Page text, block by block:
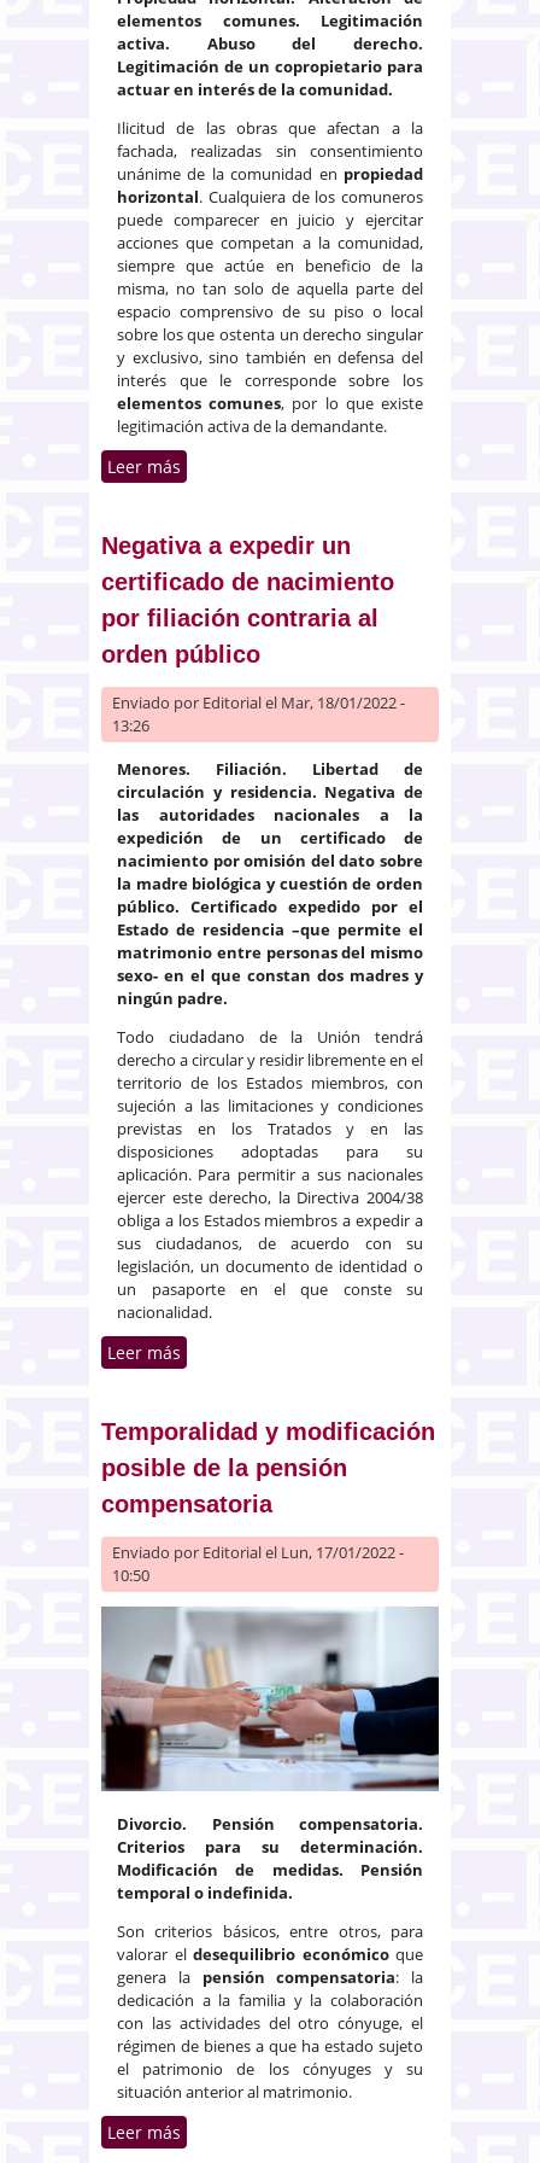
elementos comunes. Legitimación
activa. Abuso del derecho.
Legitimación de un copropietario para
actuar en interés de la comunidad.
Ilicitud de las obras que afectan a la
fachada, realizadas sin consentimiento
unánime de la comunidad en propiedad
horizontal. Cualquiera de los comuneros
puede comparecer en juicio y ejercitar
acciones que competan a la comunidad,
siempre que actúe en beneficio de la
misma, no tan solo de aquella parte del
espacio comprensivo de su piso o local
sobre los que ostenta un derecho singular
y exclusivo, sino también en defensa del
interés que le corresponde sobre los
elementos comunes, por lo que existe
legitimación activa de la demandante.
Leer más
Negativa a expedir un
certificado de nacimiento
por filiación contraria al
orden público
Enviado por Editorialel Mar, 18/01/2022 -
13:26
Menores. Filiación. Libertad de
circulación y residencia. Negativa de
las autoridades nacionales a la
expedición de un certificado de
nacimiento por omisión del dato sobre
la madre biológica y cuestión de orden
público. Certificado expedido por el
Estado de residencia –que permite el
matrimonio entre personas del mismo
sexo- en el que constan dos madres y
ningún padre.
Todo ciudadano de la Unión tendrá
derecho a circular y residir libremente en el
territorio de los Estados miembros, con
sujeción a las limitaciones y condiciones
previstas en los Tratados y en las
disposiciones adoptadas para su
aplicación. Para permitir a sus nacionales
ejercer este derecho, la Directiva 2004/38
obliga a los Estados miembros a expedir a
sus ciudadanos, de acuerdo con su
legislación, un documento de identidad o
un pasaporte en el que conste su
nacionalidad.
Leer más
público
Temporalidad y modificación
posible de la pensión
compensatoria
Enviado por Editorialel Lun, 17/01/2022 -
10:50
Divorcio. Pensión compensatoria.
Criterios para su determinación.
Modificación de medidas. Pensión
temporal o indefinida.
Son criterios básicos, entre otros, para
valorar el desequilibrio económicoque
genera la pensión compensatoria: la
dedicación a la familia y la colaboración
con las actividades del otro cónyuge, el
régimen de bienes a que ha estado sujeto
el patrimonio de los cónyuges y su
situación anterior al matrimonio.
Leer más